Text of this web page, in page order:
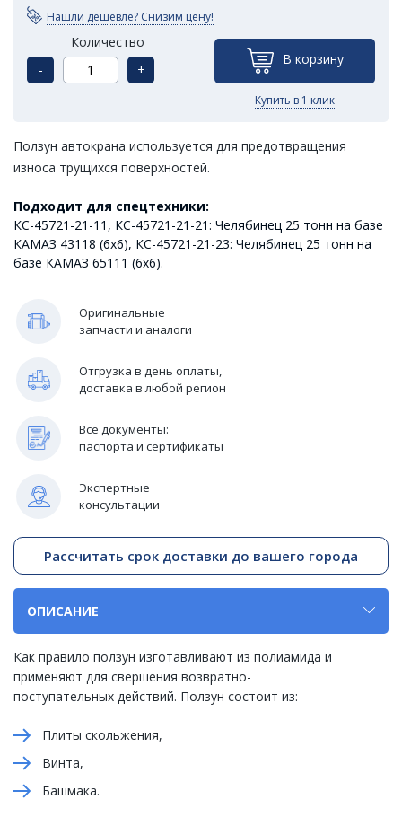
Нашли дешевле? Снизим цену!
Количество
-
+
В корзину
Купить в 1 клик
Ползун автокрана используется для предотвращения
износа трущихся поверхностей.
Подходит для спецтехники:
КС-45721-21-11, КС-45721-21-21: Челябинец 25 тонн на базе
КАМАЗ 43118 (6х6), КС-45721-21-23: Челябинец 25 тонн на
базе КАМАЗ 65111 (6х6).
Оригинальные
запчасти и аналоги
Отгрузка в день оплаты,
доставка в любой регион
Все документы:
паспорта и сертификаты
Экспертные
консультации
Рассчитать срок доставки до вашего города
ОПИСАНИЕ
Как правило ползун изготавливают из полиамида и
применяют для свершения возвратно-
поступательных действий. Ползун состоит из:
Плиты скольжения,
Винта,
Башмака.